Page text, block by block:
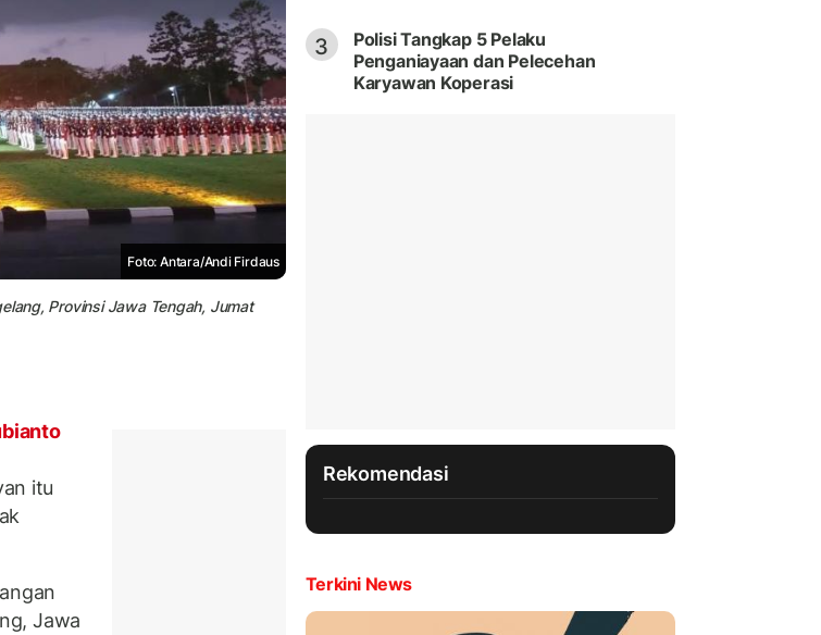
Foto: Antara/Andi Firdaus
Provinsi Jawa Tengah, Jumat
itu
Jawa
3
Polisi Tangkap 5 Pelaku
Penganiayaan dan Pelecehan
Karyawan Koperasi
Rekomendasi
Terkini News